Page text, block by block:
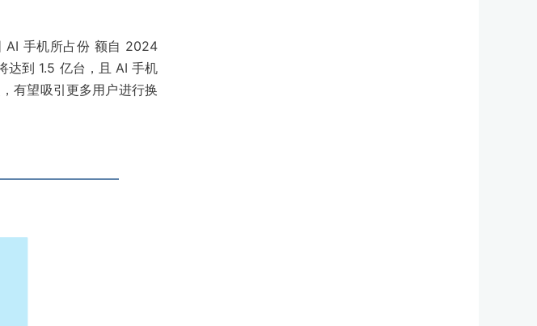
AI 手机所占份 额自 2024
达到 1.5 亿台，且 AI 手机
有望吸引更多用户进行换